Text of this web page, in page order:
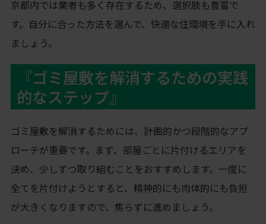
京都内では業者も多く存在するため、選択肢も豊富で
す。自分に合った方法を選んで、快適な住環境を手に入れ
ましょう。
『ゴミ屋敷を解消するための実践
的なステップ』
ゴミ屋敷を解消するためには、計画的かつ段階的なアプ
ローチが重要です。まず、部屋ごとに片付けるエリアを
決め、少しずつ取り組むことをおすすめします。一度に
全てを片付けようとすると、精神的にも肉体的にも負担
が大きくなりますので、焦らずに進めましょう。